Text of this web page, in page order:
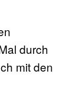
durch
mit den